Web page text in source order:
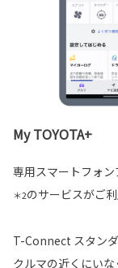
My TOYOTA+
専用スマートフォ
＊2のサービスがご
T-Connect スタン
クルマの近くにい